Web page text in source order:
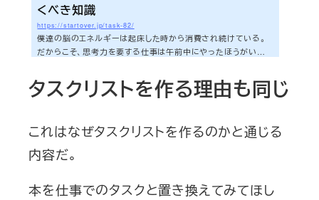
くべき知識
https://startover.jp/task-82/
僕達の脳のエネルギーは起床した時から消費され続けている。
だからこそ、思考力を要する仕事は午前中にやったほうがいい。
事をする。仕事にかかわらず、今の僕の生活の行動基準はこの考
え方が前提となっている。この考え方は佐々木正悟さんのエント
ロー』 | シゴタノ！タスクを確実にこなしていくために必要なこ
タスクリストを作る理由も同じ
これはなぜタスクリストを作るのかと通じる
内容だ。
本を仕事でのタスクと置き換えてみてほし